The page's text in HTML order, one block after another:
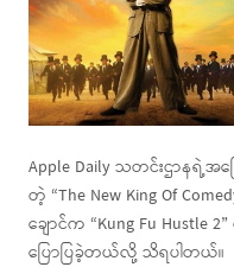
Apple Daily သတင်းဌာနရဲ့အ
တဲ့ “The New King Of
ချောင်က “Kung Fu
ပြောပြခဲ့တယ်လို့ သိရပါတယ်။